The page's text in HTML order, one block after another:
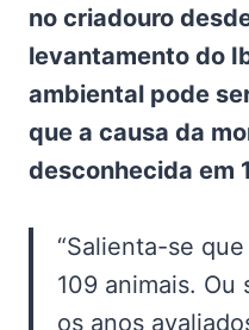
no criadouro
levantamento do
ambiental pode
que a causa da
desconhecida em
“Salienta-se
109 animais.
os anos